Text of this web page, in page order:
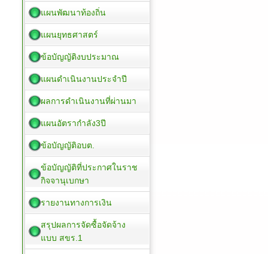
แผนพัฒนาท้องถิ่น
แผนยุทธศาสตร์
ข้อบัญญัติงบประมาณ
แผนดำเนินงานประจำปี
ผลการดำเนินงานที่ผ่านมา
แผนอัตรากำลัง3ปี
ข้อบัญญัติอบต.
ข้อบัญญัติที่ประกาศในราช
กิจจานุเบกษา
รายงานทางการเงิน
สรุปผลการจัดซื้อจัดจ้าง
แบบ สขร.1